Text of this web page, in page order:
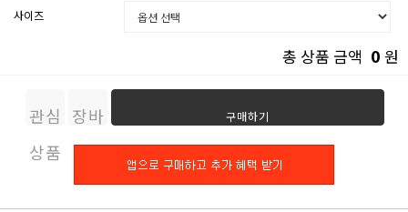
사이즈
총 상품 금액 0 원
관심
상품
장바
구니
구매하기